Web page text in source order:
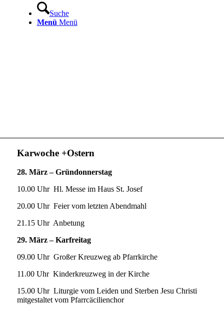
Suche
Menü Menü
Karwoche +Ostern
28. März –Gründonnerstag
10.00 Uhr Hl. Messe im Haus St. Josef
20.00 Uhr Feier vom letzten Abendmahl
21.15 Uhr Anbetung
29. März –Karfreitag
09.00 Uhr Großer Kreuzweg ab Pfarrkirche
11.00 Uhr Kinderkreuzweg in der Kirche
15.00 Uhr Liturgie vom Leiden und Sterben Jesu Christi
mitgestaltet vom Pfarrcäcilienchor